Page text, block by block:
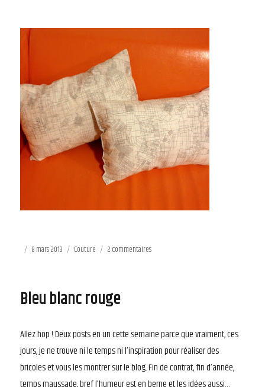
Publié
8 mars 2013 Catégories
Couture 2 commentaires
Bleu blanc rouge
Allez hop ! Deux posts en un cette semaine parce que vraiment, ces
jours, je ne trouve ni le temps ni l’inspiration pour réaliser des
bricoles et vous les montrer sur le blog. Fin de contrat, fin d’année,